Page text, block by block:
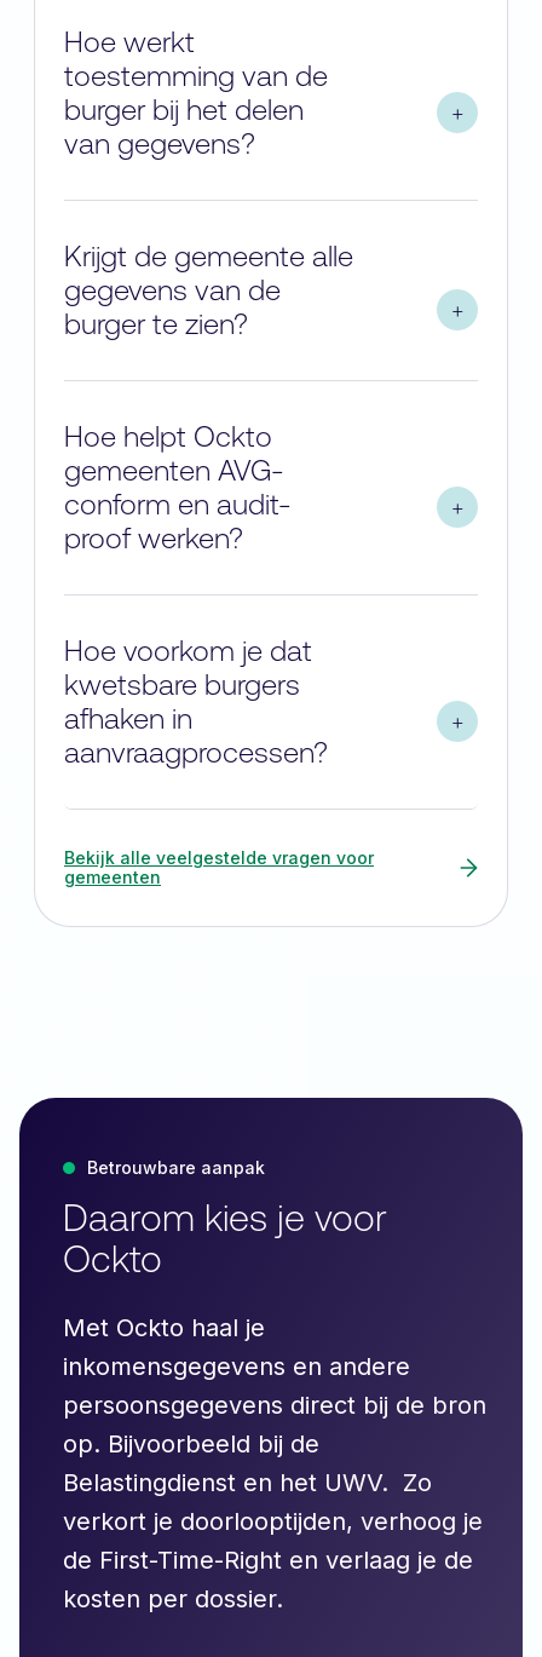
Hoe werkt
toestemming van de
burger bij het delen
van gegevens?
Krijgt de gemeente alle
gegevens van de
burger te zien?
Hoe helpt Ockto
gemeenten AVG-
conform en audit-
proof werken?
Hoe voorkom je dat
kwetsbare burgers
afhaken in
aanvraagprocessen?
Bekijk alle veelgestelde vragen voor
gemeenten
Betrouwbare aanpak
Daarom kies je voor
Ockto
Met Ockto haal je
inkomensgegevens en andere
persoonsgegevens direct bij de bron
op. Bijvoorbeeld bij de
Belastingdienst en het UWV. Zo
verkort je doorlooptijden, verhoog je
de First-Time-Right en verlaag je de
kosten per dossier.